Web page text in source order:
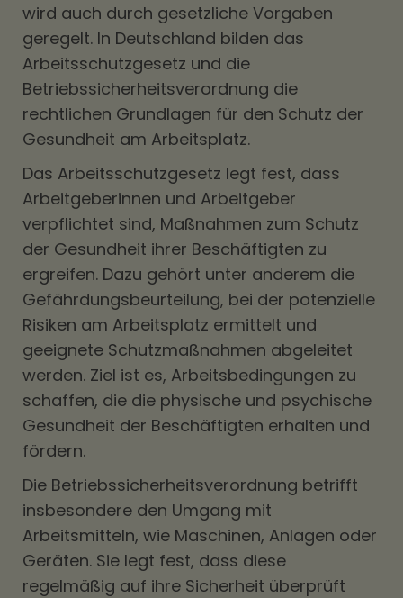
wird auch durch gesetzliche Vorgaben
geregelt. In Deutschland bilden das
Arbeitsschutzgesetz und die
Betriebssicherheitsverordnung die
rechtlichen Grundlagen für den Schutz der
Gesundheit am Arbeitsplatz.
Das Arbeitsschutzgesetz legt fest, dass
Arbeitgeberinnen und Arbeitgeber
verpflichtet sind, Maßnahmen zum Schutz
der Gesundheit ihrer Beschäftigten zu
ergreifen. Dazu gehört unter anderem die
Gefährdungsbeurteilung, bei der potenzielle
Risiken am Arbeitsplatz ermittelt und
geeignete Schutzmaßnahmen abgeleitet
werden. Ziel ist es, Arbeitsbedingungen zu
schaffen, die die physische und psychische
Gesundheit der Beschäftigten erhalten und
fördern.
Die Betriebssicherheitsverordnung betrifft
insbesondere den Umgang mit
Arbeitsmitteln, wie Maschinen, Anlagen oder
Geräten. Sie legt fest, dass diese
regelmäßig auf ihre Sicherheit überprüft